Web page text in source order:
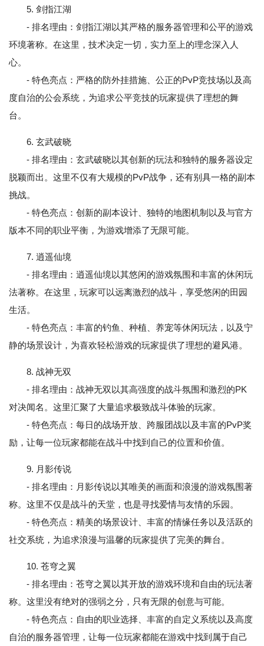
5. 剑指江湖
- 排名理由：剑指江湖以其严格的服务器管理和公平的游戏
环境著称。在这里，技术决定一切，实力至上的理念深入人
心。
- 特色亮点：严格的防外挂措施、公正的PvP竞技场以及高
度自治的公会系统，为追求公平竞技的玩家提供了理想的舞
台。
6. 玄武破晓
- 排名理由：玄武破晓以其创新的玩法和独特的服务器设定
脱颖而出。这里不仅有大规模的PvP战争，还有别具一格的副本
挑战。
- 特色亮点：创新的副本设计、独特的地图机制以及与官方
版本不同的职业平衡，为游戏增添了无限可能。
7. 逍遥仙境
- 排名理由：逍遥仙境以其悠闲的游戏氛围和丰富的休闲玩
法著称。在这里，玩家可以远离激烈的战斗，享受悠闲的田园
生活。
- 特色亮点：丰富的钓鱼、种植、养宠等休闲玩法，以及宁
静的场景设计，为喜欢轻松游戏的玩家提供了理想的避风港。
8. 战神无双
- 排名理由：战神无双以其高强度的战斗氛围和激烈的PK
对决闻名。这里汇聚了大量追求极致战斗体验的玩家。
- 特色亮点：每日的战场开放、跨服团战以及丰富的PvP奖
励，让每一位玩家都能在战斗中找到自己的位置和价值。
9. 月影传说
- 排名理由：月影传说以其唯美的画面和浪漫的游戏氛围著
称。这里不仅是战斗的天堂，也是寻找爱情与友情的乐园。
- 特色亮点：精美的场景设计、丰富的情缘任务以及活跃的
社交系统，为追求浪漫与温馨的玩家提供了完美的舞台。
10. 苍穹之翼
- 排名理由：苍穹之翼以其开放的游戏环境和自由的玩法著
称。这里没有绝对的强弱之分，只有无限的创意与可能。
- 特色亮点：自由的职业选择、丰富的自定义系统以及高度
自治的服务器管理，让每一位玩家都能在游戏中找到属于自己